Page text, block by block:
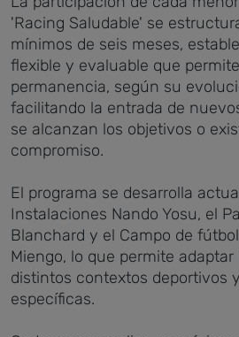
'Racing Saludable' se
mínimos de seis meses,
flexible y evaluable que
permanencia, según su
facilitando la entrada de
se alcanzan los objetivos o
compromiso.
El programa se desarrolla
Instalaciones Nando Yosu, el
Blanchard y el Campo de
Miengo, lo que permite
distintos contextos deportivos
específicas.